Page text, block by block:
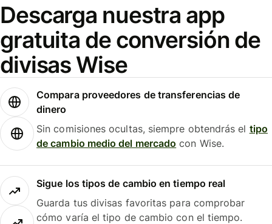
Descarga nuestra app
gratuita de conversión de
divisas Wise
Compara proveedores de transferencias de
dinero
Sin comisiones ocultas, siempre obtendrás el tipo
de cambio medio del mercado con Wise.
Sigue los tipos de cambio en tiempo real
Guarda tus divisas favoritas para comprobar
cómo varía el tipo de cambio con el tiempo.